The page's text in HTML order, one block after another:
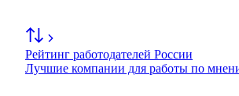
Рейтинг работодателей России
Лучшие компании для работы по